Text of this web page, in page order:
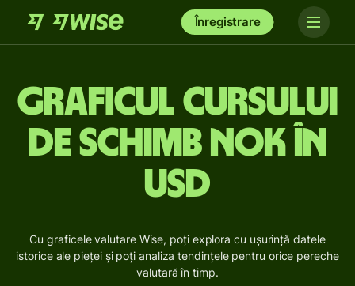
Înregistrare
Graficul cursului
de schimb NOK în
USD
Cu graficele valutare Wise, poți explora cu ușurință datele
istorice ale pieței și poți analiza tendințele pentru orice pereche
valutară în timp.